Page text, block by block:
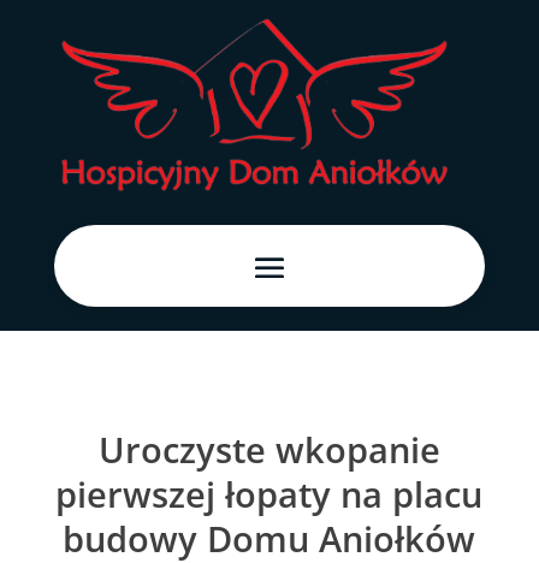
Uroczyste wkopanie
pierwszej łopaty na placu
budowy Domu Aniołków